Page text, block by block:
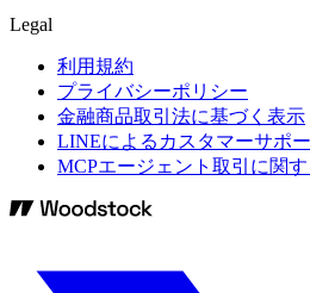
Legal
利用規約
プライバシーポリシー
金融商品取引法に基づく表示
LINEによるカスタマーサポ
MCPエージェント取引に関す